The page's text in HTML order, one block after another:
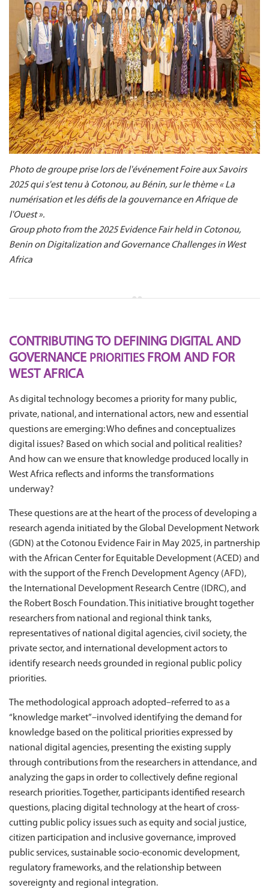
Photo de groupe prise lors de l'événement Foire aux Savoirs
2025 qui s'est tenu à Cotonou, au Bénin, sur le thème « La
numérisation et les défis de la gouvernance en Afrique de
l'Ouest ».
Group photo from the 2025 Evidence Fair held in Cotonou,
Benin on Digitalization and Governance Challenges in West
Africa
CONTRIBUTING TO DEFINING DIGITAL AND
GOVERNANCE PRIORITIES FROM AND FOR
WEST AFRICA
As digital technology becomes a priority for many public,
private, national, and international actors, new and essential
questions are emerging: Who defines and conceptualizes
digital issues? Based on which social and political realities?
And how can we ensure that knowledge produced locally in
West Africa reflects and informs the transformations
underway?
These questions are at the heart of the process of developing a
research agenda initiated by the Global Development Network
(GDN) at the Cotonou Evidence Fair in May 2025, in partnership
with the African Center for Equitable Development (ACED) and
with the support of the French Development Agency (AFD),
the International Development Research Centre (IDRC), and
the Robert Bosch Foundation. This initiative brought together
researchers from national and regional think tanks,
representatives of national digital agencies, civil society, the
private sector, and international development actors to
identify research needs grounded in regional public policy
priorities.
The methodological approach adopted–referred to as a
“knowledge market”–involved identifying the demand for
knowledge based on the political priorities expressed by
national digital agencies, presenting the existing supply
through contributions from the researchers in attendance, and
analyzing the gaps in order to collectively define regional
research priorities. Together, participants identified research
questions, placing digital technology at the heart of cross-
cutting public policy issues such as equity and social justice,
citizen participation and inclusive governance, improved
public services, sustainable socio-economic development,
regulatory frameworks, and the relationship between
sovereignty and regional integration.